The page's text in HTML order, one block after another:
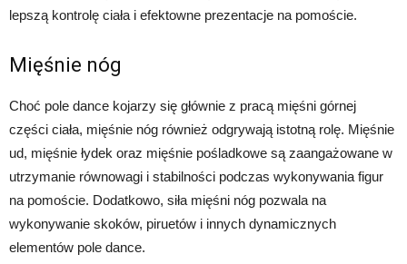
lepszą kontrolę ciała i efektowne prezentacje na pomoście.
Mięśnie nóg
Choć pole dance kojarzy się głównie z pracą mięśni górnej
części ciała, mięśnie nóg również odgrywają istotną rolę. Mięśnie
ud, mięśnie łydek oraz mięśnie pośladkowe są zaangażowane w
utrzymanie równowagi i stabilności podczas wykonywania figur
na pomoście. Dodatkowo, siła mięśni nóg pozwala na
wykonywanie skoków, piruetów i innych dynamicznych
elementów pole dance.